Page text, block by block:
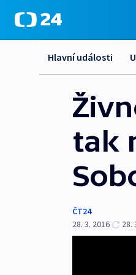
Hlavní události
tak
ČT24
28. 3. 2016
28.